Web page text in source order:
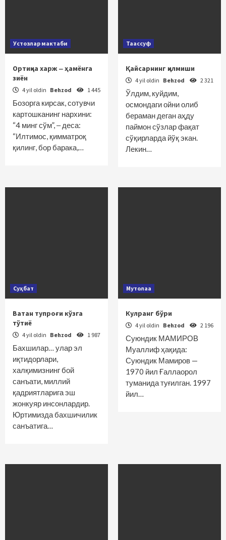
Устозлар мактаби
Ортиқча харж ‒ ҳамёнга
зиён
4 yil oldin Behzod 1 445
Бозорга кирсак, сотувчи
картошканинг нархини:
“4 минг сўм”, ‒ деса:
“Илтимос, қимматроқ
қилинг, бор барака,…
Таассуф
Қайсарнинг қилмиши
4 yil oldin Behzod 2 321
Ўлдим, куйдим,
осмондаги ойни олиб
бераман деган аҳду
паймон сўзлар фақат
сўқирларда йўқ экан.
Лекин…
Суҳбат
Ватан тупроғи кўзга
тўтиё
4 yil oldin Behzod 1 987
Бахшилар… улар эл
иқтидорлари,
халқимизнинг бой
санъати, миллий
қадриятларига эш
жонкуяр инсонлардир.
Юртимизда бахшичилик
санъатига…
Мутолаа
Кулранг бўри
4 yil oldin Behzod 2 196
Суюндик МАМИРОВ
Муаллиф ҳақида:
Суюндик Мамиров —
1970 йил Ғаллаорол
туманида туғилган. 1997
йил…